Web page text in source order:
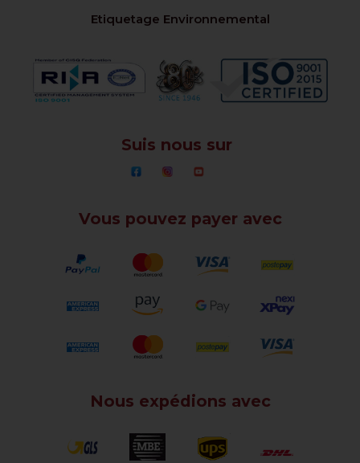
Etiquetage Environnemental
Suis nous sur
Vous pouvez payer avec
Nous expédions avec